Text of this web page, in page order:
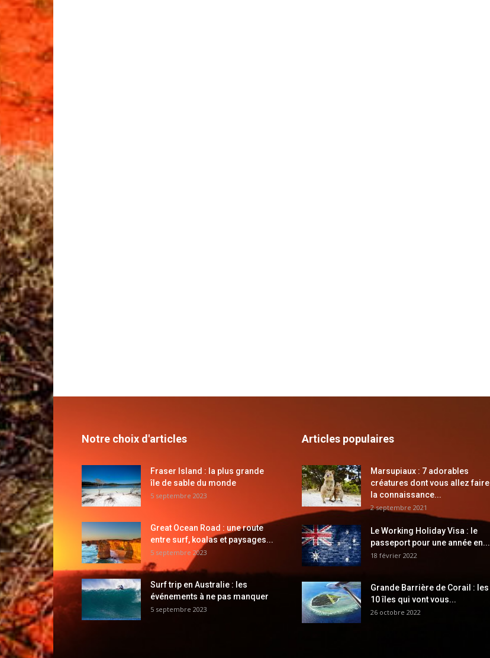
Notre choix d'articles
Fraser Island : la plus grande
île de sable du monde
5 septembre 2023
Great Ocean Road : une route
entre surf, koalas et paysages...
5 septembre 2023
Surf trip en Australie : les
événements à ne pas manquer
5 septembre 2023
Articles populaires
Marsupiaux : 7 adorables
créatures dont vous allez faire
la connaissance...
2 septembre 2021
Le Working Holiday Visa : le
passeport pour une année en...
18 février 2022
Grande Barrière de Corail : les
10 îles qui vont vous...
26 octobre 2022